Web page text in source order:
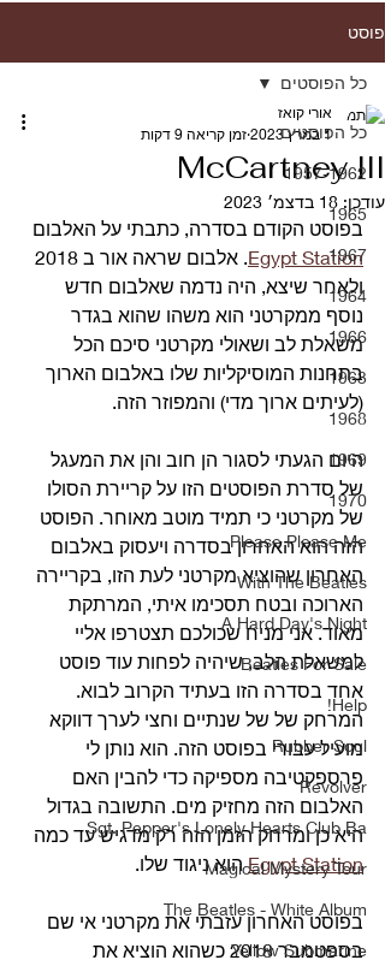
פוסט
כל הפוסטים
1957-1962
1965
1967
1964
1966
1963
1968
1969
1970
Please Please Me
With The Beatles
A Hard Day's Night
Beatles For Sale
Help!
Rubber Soul
Revolver
Sgt. Pepper's Lonely Hearts Club Ba
Magical Mystery Tour
The Beatles - White Album
Yellow Submarine
כל הפוסטים
McCartney III
אורי קואז
1 במרץ 2023
זמן קריאה 9 דקות
עודכן: 18 בדצמ׳ 2023
בפוסט הקודם בסדרה, כתבתי על האלבום
Egypt Station
ולאחר שיצא, היה נדמה שאלבום חדש
נוסף ממקרטני הוא משהו שהוא בגדר
משאלת לב ושאולי מקרטני סיכם הכל
בתחנות המוסיקליות שלו באלבום הארוך
(לעיתים ארוך מדי) והמפוזר הזה.
היום הגעתי לסגור הן חוב והן את המעגל
של סדרת הפוסטים הזו על קריירת הסולו
של מקרטני כי תמיד מוטב מאוחר. הפוסט
הזה הוא האחרון בסדרה ויעסוק באלבום
האחרון שהוציא מקרטני לעת הזו, בקריירה
הארוכה ובטח תסכימו איתי, המרתקת
מאוד. אני מניח שכולכם תצטרפו אליי
למשאלת הלב, שיהיה לפחות עוד פוסט
אחד בסדרה הזו בעתיד הקרוב לבוא.
המרחק של של שנתיים וחצי לערך דווקא
מועיל עבורי בפוסט הזה. הוא נותן לי
פרספקטיבה מספיקה כדי להבין האם
האלבום הזה מחזיק מים. התשובה בגדול
היא כן ומרחק הזמן הזה רק מדגיש עד כמה
Egypt Station הוא ניגוד שלו.
בפוסט האחרון עזבתי את מקרטני אי שם
בספטמבר 2018 כשהוא הוציא את